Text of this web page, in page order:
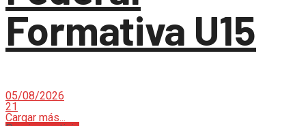
Formativa U15
05/08/2026
21
Cargar más...